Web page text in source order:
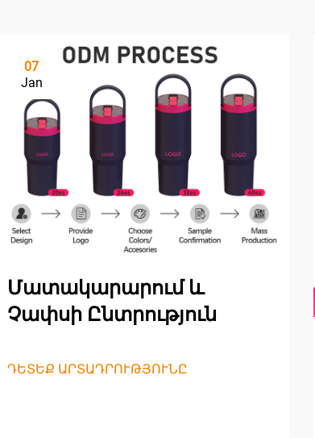
07
Jan
Մատակարարում և
Չափսի Ընտրություն
ԴԵՏԵՔ ԱՐՏԱԴՐՈՒԹՅՈՒՆԸ